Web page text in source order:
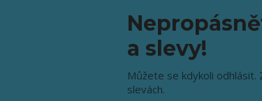
a slevy!
Můžete se kdykoli odhlásit.
slevách.